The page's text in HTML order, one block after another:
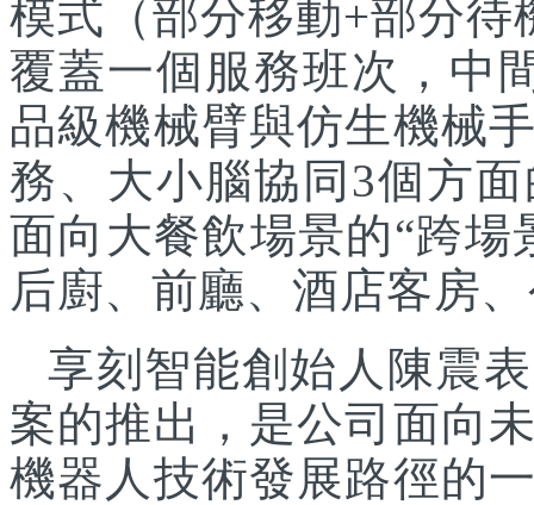
模式（部分移動+部分待
覆蓋一個服務班次，中
品級機械臂與仿生機械
務、大小腦協同3個方
面向大餐飲場景的“跨
后廚、前廳、酒店客房
享刻智能創始人陳震
案的推出，是公司面向
機器人技術發展路徑的